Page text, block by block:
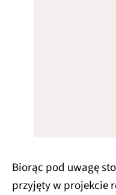
Biorąc pod uwagę
przyjęty w projekcie